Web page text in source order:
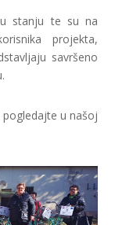
stanju te su na
projekta,
savršeno
u našoj